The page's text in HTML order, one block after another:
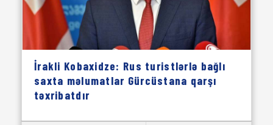
İrakli Kobaxidze: Rus turistlərlə bağlı
saxta məlumatlar Gürcüstana qarşı
təxribatdır